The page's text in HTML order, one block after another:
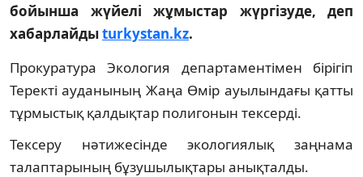
бойынша жүйелі жұмыстар жүргізуде, деп
хабарлайдыturkystan.kz.
Прокуратура Экология департаментімен бірігіп
Теректі ауданының Жаңа Өмір ауылындағы қатты
тұрмыстық қалдықтар полигонын тексерді.
Тексеру нәтижесінде экологиялық заңнама
талаптарының бұзушылықтары анықталды.